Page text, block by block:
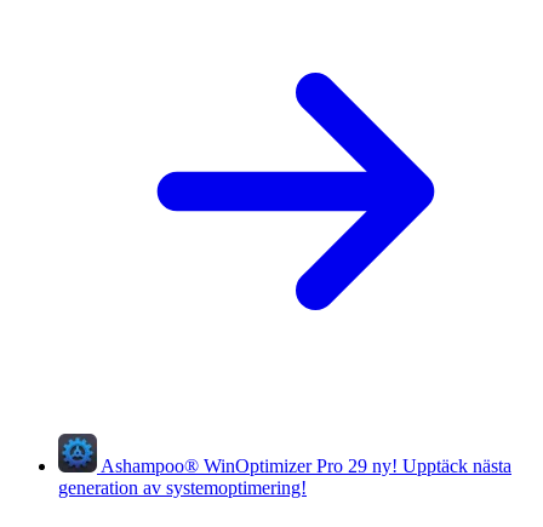
Ashampoo® WinOptimizer Pro 29 ny! Upptäck nästa
generation av systemoptimering!